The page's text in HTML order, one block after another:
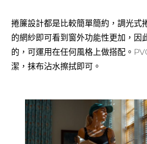
捲簾設計都是比較簡單簡約，調光式
的網紗即可看到窗外功能性更加，因
的，可運用在任何風格上做搭配。
潔，抹布沾水擦拭即可。